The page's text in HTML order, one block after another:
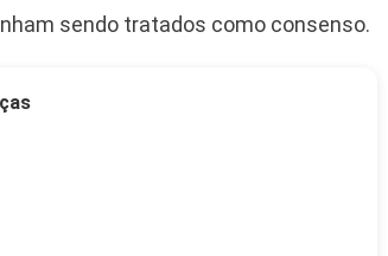
sendo tratados como consenso.